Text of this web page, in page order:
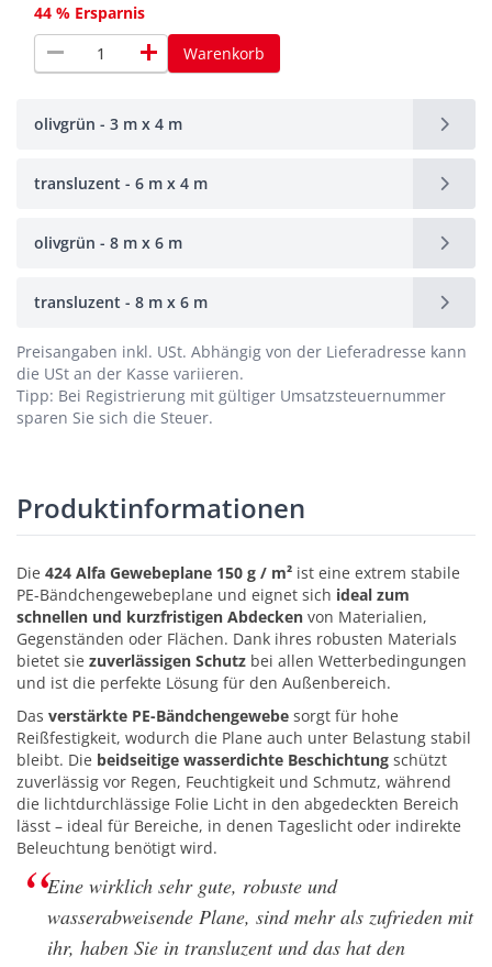
44 % Ersparnis
remove add Warenkorb
olivgrün - 3 m x 4 m
transluzent - 6 m x 4 m
olivgrün - 8 m x 6 m
transluzent - 8 m x 6 m
Preisangaben inkl. USt. Abhängig von der Lieferadresse kann
die USt an der Kasse variieren.
Tipp: Bei Registrierung mit gültiger Umsatzsteuernummer
sparen Sie sich die Steuer.
Produktinformationen
Die 424 Alfa Gewebeplane 150 g / m² ist eine extrem stabile
PE-Bändchengewebeplane und eignet sich ideal zum
schnellen und kurzfristigen Abdecken von Materialien,
Gegenständen oder Flächen. Dank ihres robusten Materials
bietet sie zuverlässigen Schutz bei allen Wetterbedingungen
und ist die perfekte Lösung für den Außenbereich.
Das verstärkte PE-Bändchengewebe sorgt für hohe
Reißfestigkeit, wodurch die Plane auch unter Belastung stabil
bleibt. Die beidseitige wasserdichte Beschichtung schützt
zuverlässig vor Regen, Feuchtigkeit und Schmutz, während
die lichtdurchlässige Folie Licht in den abgedeckten Bereich
lässt – ideal für Bereiche, in denen Tageslicht oder indirekte
Beleuchtung benötigt wird.
Eine wirklich sehr gute, robuste und
wasserabweisende Plane, sind mehr als zufrieden mit
ihr, haben Sie in transluzent und das hat den